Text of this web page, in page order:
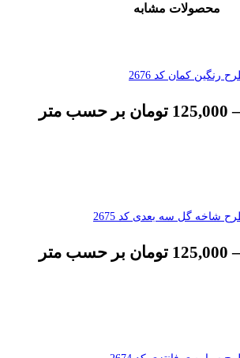
محصولات مشابه
کمان کد 2676
–
125,000 تومان بر حسب متر
شاخه گل سه بعدی کد 2675
–
125,000 تومان بر حسب متر